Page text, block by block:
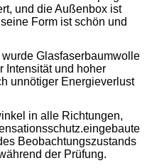
und die Außenbox ist
Form ist schön und
Glasfaserbaumwolle
Intensität und hoher
unnötiger Energieverlust
in alle Richtungen,
Beobachtungszustands
der Prüfung.